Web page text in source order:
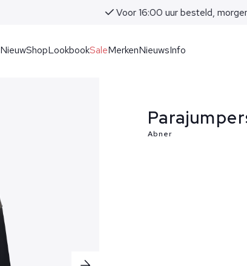
Voor 16:00 uur besteld, morgen in huis!
NieuwShopLookbookSaleMerkenNieuwsInfo
Abner